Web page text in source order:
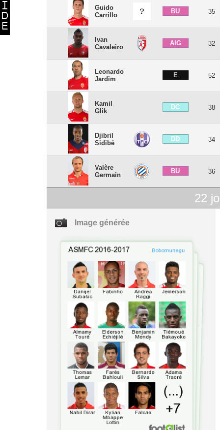
Guido
Carrillo
BU 35
Ivan
Cavaleiro
AIG 32
Leonardo
Jardim
E 52
Kamil
Glik
DC 38
Djibril
Sidibé
DD 34
Valère
Germain
BU 36
22
Image générée